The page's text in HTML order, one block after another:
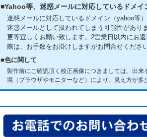
■Yahoo等、迷惑メールに対応しているドメイ
迷惑メールに対応しているドメイン（yahoo等
迷惑メールとして扱われてしまう可能性があり
更等宜しくお願い致します。 2営業日以内にお
際は、お手数をお掛けしますがお問合せくださ
■色に関して
製作前にご確認頂く校正画像につきましては、出
境（ブラウザやモニターなど）により、見え方が